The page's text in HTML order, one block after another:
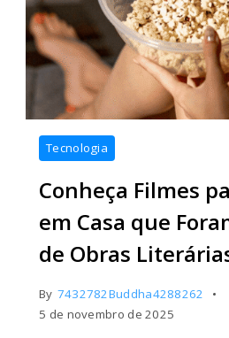
Tecnologia
Conheça Filmes
em Casa que
de Obras
By 7432782Buddha4288262
5 de novembro de 2025